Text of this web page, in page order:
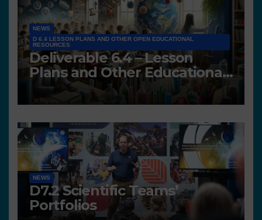
NEWS
D 6.4 LESSON PLANS AND OTHER OPEN EDUCATIONAL
RESOURCES
Deliverable 6.4 – Lesson
Plans and Other Educational
resources
NEWS
D7.2 Scientific Teams’
Portfolios